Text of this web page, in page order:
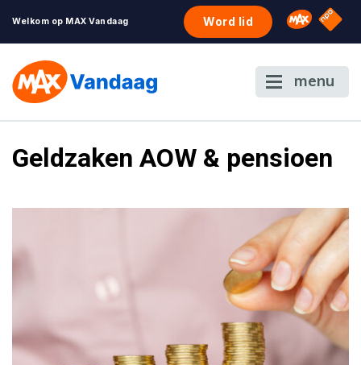
Welkom op MAX Vandaag Word lid Omroep
NPO
menu
Geldzaken AOW & pensioen